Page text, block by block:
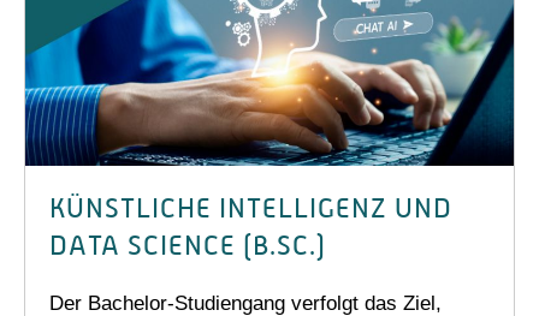
KÜNSTLICHE INTELLIGENZ UND
DATA SCIENCE (B.SC.)
Der Bachelor-Studiengang verfolgt das Ziel,